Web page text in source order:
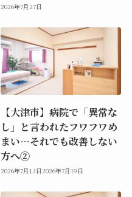
2026年7月27日
【大津市】病院で「異常な
し」と言われたフワフワめ
まい…それでも改善しない
方へ②
2026年7月13日2026年7月19日